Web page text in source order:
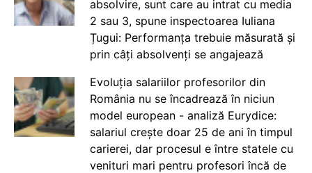
absolvire, sunt care au intrat cu media
2 sau 3, spune inspectoarea Iuliana
Țugui: Performanța trebuie măsurată și
prin câți absolvenți se angajează
Evoluția salariilor profesorilor din
România nu se încadrează în niciun
model european - analiză Eurydice:
salariul crește doar 25 de ani în timpul
carierei, dar procesul e între statele cu
venituri mari pentru profesori încă de